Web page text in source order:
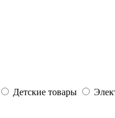
Детские товары